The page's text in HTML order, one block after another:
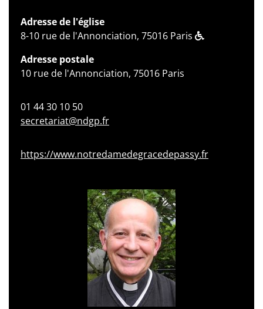
Adresse de l'église
8-10 rue de l'Annonciation, 75016 Paris
Adresse postale
10 rue de l'Annonciation, 75016 Paris
01 44 30 10 50
secretariat@ndgp.fr
https://www.notredamedegracedepassy.fr